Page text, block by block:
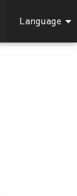
Language